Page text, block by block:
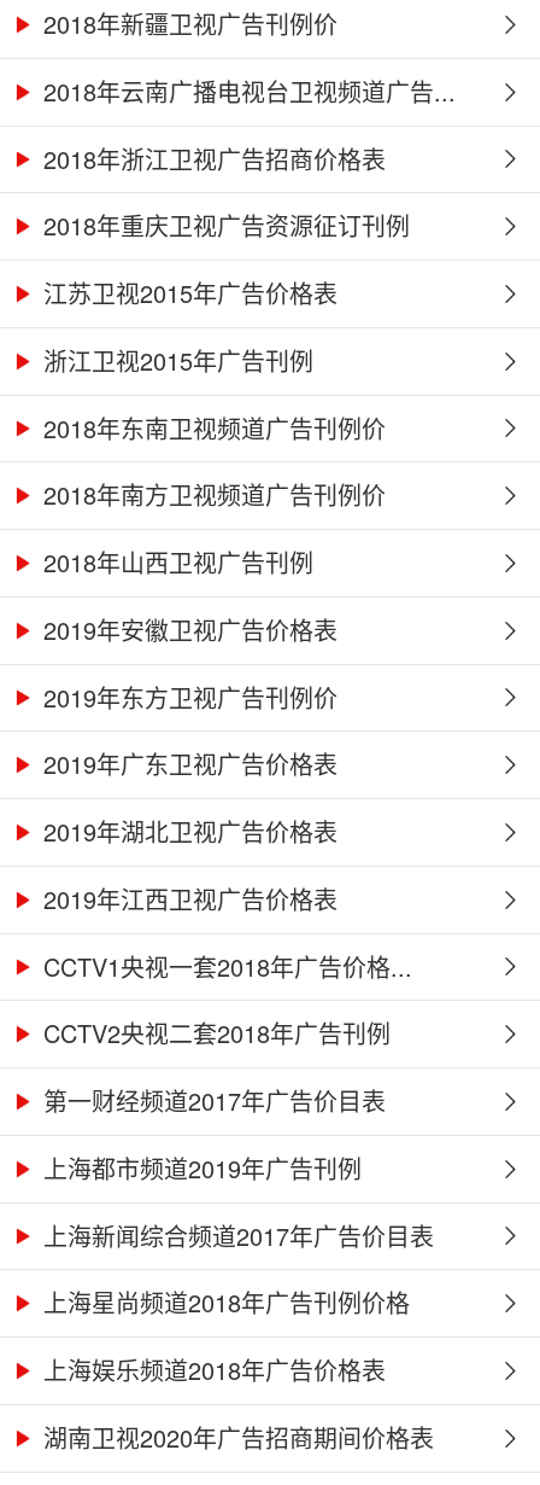
2018年新疆卫视广告刊例价
2018年云南广播电视台卫视频道广告...
2018年浙江卫视广告招商价格表
2018年重庆卫视广告资源征订刊例
江苏卫视2015年广告价格表
浙江卫视2015年广告刊例
2018年东南卫视频道广告刊例价
2018年南方卫视频道广告刊例价
2018年山西卫视广告刊例
2019年安徽卫视广告价格表
2019年东方卫视广告刊例价
2019年广东卫视广告价格表
2019年湖北卫视广告价格表
2019年江西卫视广告价格表
CCTV1央视一套2018年广告价格...
CCTV2央视二套2018年广告刊例
第一财经频道2017年广告价目表
上海都市频道2019年广告刊例
上海新闻综合频道2017年广告价目表
上海星尚频道2018年广告刊例价格
上海娱乐频道2018年广告价格表
湖南卫视2020年广告招商期间价格表